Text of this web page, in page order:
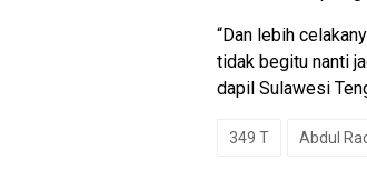
“Dan lebih
tidak begitu nanti
dapil Sulawesi
349 T Abdul